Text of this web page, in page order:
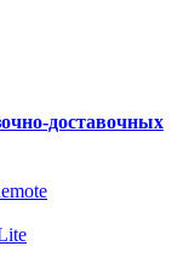
доставочных